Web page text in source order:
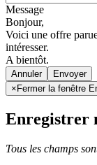
Message
Bonjour,
Voici une offre
intéresser.
A bientôt.
Annuler
× Fermer la fenêtre
Enregistrer
Tous les champs